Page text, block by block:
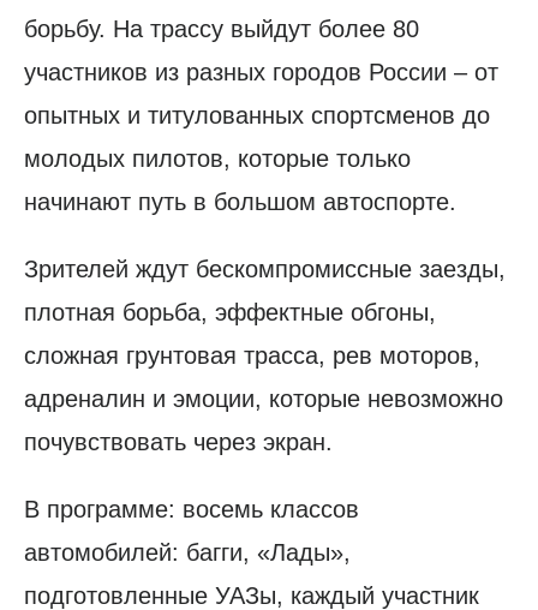
борьбу. На трассу выйдут более 80
участников из разных городов России – от
опытных и титулованных спортсменов до
молодых пилотов, которые только
начинают путь в большом автоспорте.
Зрителей ждут бескомпромиссные заезды,
плотная борьба, эффектные обгоны,
сложная грунтовая трасса, рев моторов,
адреналин и эмоции, которые невозможно
почувствовать через экран.
В программе: восемь классов
автомобилей: багги, «Лады»,
подготовленные УАЗы, каждый участник